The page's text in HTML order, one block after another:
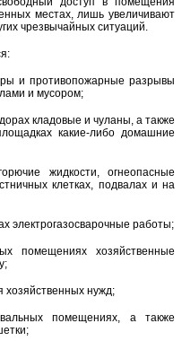
местах, лишь увеличивают
чрезвычайных ситуаций.
и противопожарные разрывы
и мусором;
кладовые и чуланы, а также
какие-либо домашние
жидкости, огнеопасные
клетках, подвалах и на
электрогазосварочные работы;
помещениях хозяйственные
хозяйственных нужд;
помещениях, а также